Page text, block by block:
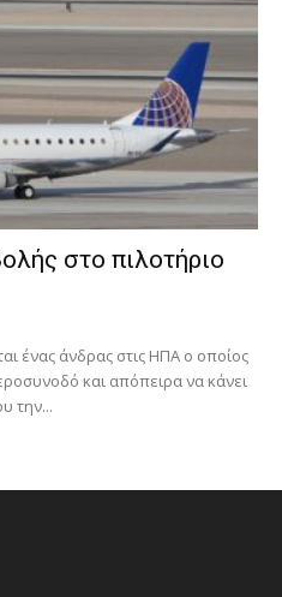
στο πιλοτήριο
ένας άνδρας στις ΗΠΑ ο οποίος
και απόπειρα να κάνει
την...